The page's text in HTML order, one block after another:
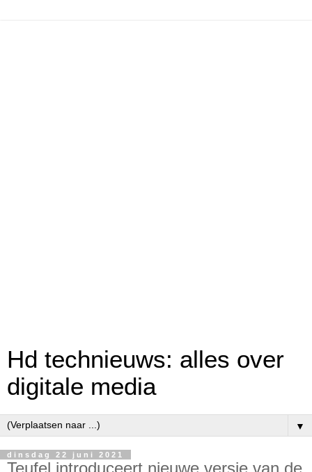
Hd technieuws: alles over
digitale media
▼
dinsdag 22 juni 2021
Teufel introduceert nieuwe versie van de